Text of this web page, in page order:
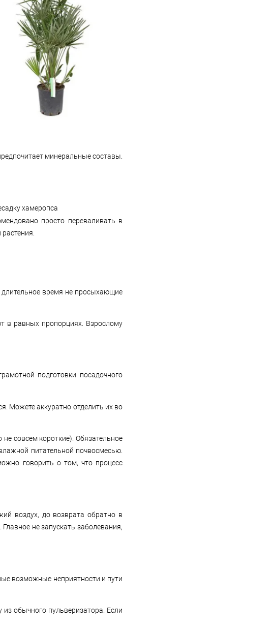
минеральные составы.
просто переваливать в
время не просыхающие
в равных пропорциях. Взрослому
подготовки посадочного
Можете аккуратно отделить их во
совсем короткие). Обязательное
питательной почвосмесью.
говорить о том, что процесс
воздух, до возврата обратно в
не запускать заболевания,
возможные неприятности и пути
обычного пульверизатора. Если